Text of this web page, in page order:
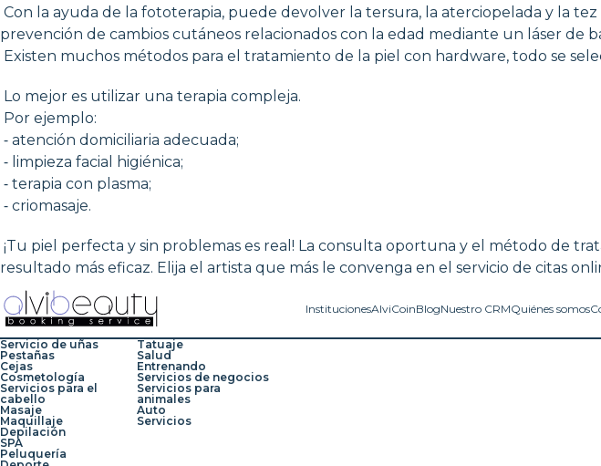
Con la ayuda de la fototerapia, puede devolver la tersura, la aterciopelada y la
prevención de cambios cutáneos relacionados con la edad mediante un láser de
Existen muchos métodos para el tratamiento de la piel con hardware, todo se
Lo mejor es utilizar una terapia compleja.
Por ejemplo:
⁃ atención domiciliaria adecuada;
⁃ limpieza facial higiénica;
⁃ terapia con plasma;
⁃ criomasaje.
¡Tu piel perfecta y sin problemas es real! La consulta oportuna y el método de
resultado más eficaz. Elija el artista que más le convenga en el servicio de citas
InstitucionesAlviCoinBlogNuestro CRMQuiénes somos
Servicio de uñas
Pestañas
Cejas
Cosmetología
Servicios para el
cabello
Masaje
Maquillaje
Depilación
SPA
Peluquería
Tatuaje
Salud
Entrenando
Servicios de negocios
Servicios para
animales
Auto
Servicios